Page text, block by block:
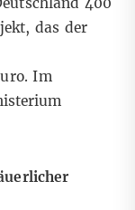
das der
Im